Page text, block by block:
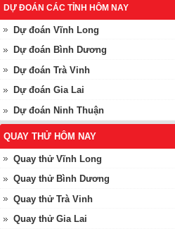
DỰ ĐOÁN CÁC TỈNH HÔM NAY
Dự đoán Vĩnh Long
Dự đoán Bình Dương
Dự đoán Trà Vinh
Dự đoán Gia Lai
Dự đoán Ninh Thuận
QUAY THỬ HÔM NAY
Quay thử Vĩnh Long
Quay thử Bình Dương
Quay thử Trà Vinh
Quay thử Gia Lai